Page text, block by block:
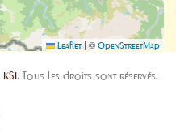
Leaflet |© OpenStreetMap
KSI. Tous les droits sont réservés.